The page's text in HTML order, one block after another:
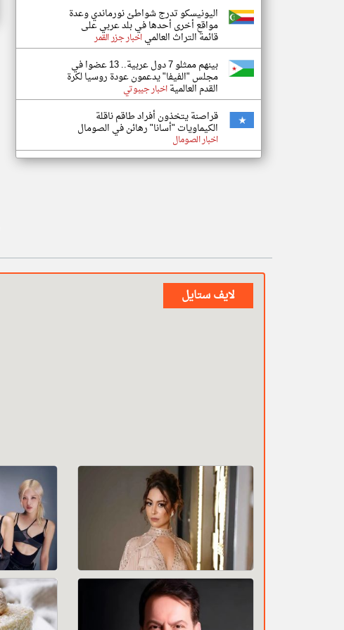
اليونيسكو تدرج شواطئ نورماندي وعدة
مواقع أخرى أحدها في بلد عربي على
قائمة التراث العالمياخبار جزر القمر
بينهم ممثلو 7 دول عربية.. 13 عضوا في
مجلس "الفيفا" يدعمون عودة روسيا لكرة
القدم العالميةاخبار جيبوتي
قراصنة يتخذون أفراد طاقم ناقلة
الكيماويات "أسانا" رهائن في الصومال
اخبار الصومال
لايف ستايل